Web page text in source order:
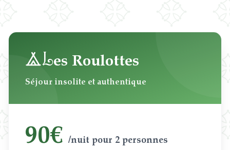
Les Roulottes
Séjour insolite et authentique
90€ /nuit pour 2 personnes